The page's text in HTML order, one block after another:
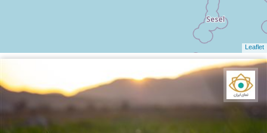
Leaflet